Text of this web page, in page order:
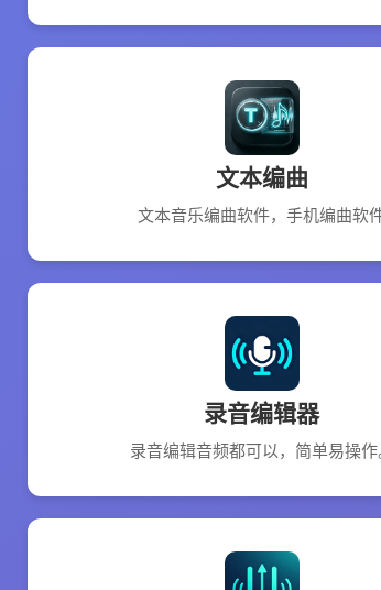
文本编曲
文本音乐编曲软件，手机编曲软
录音编辑器
录音编辑音频都可以，简单易操作